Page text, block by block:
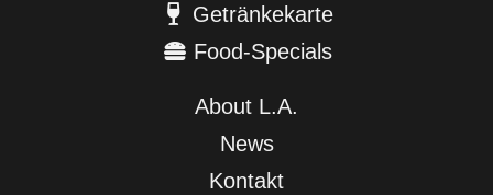
Getränkekarte
Food-Specials
About L.A.
News
Kontakt